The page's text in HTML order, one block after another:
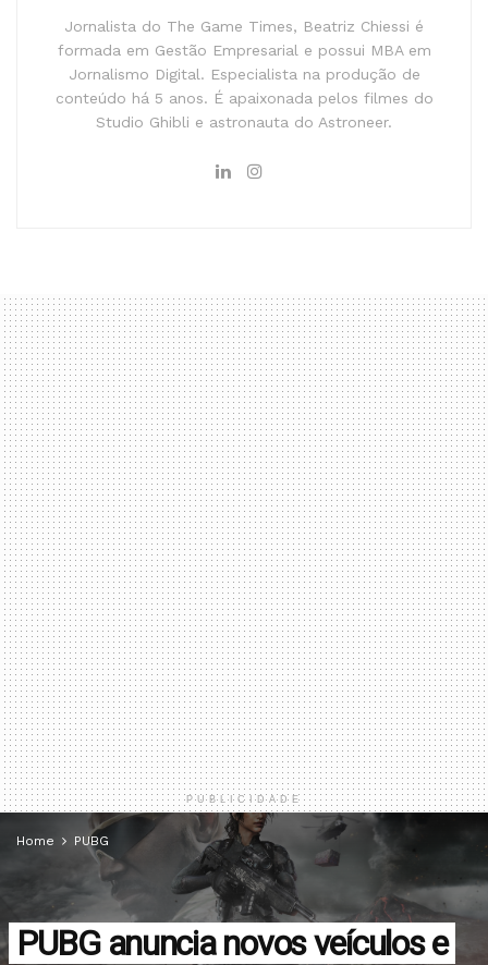
Jornalista do The Game Times, Beatriz Chiessi é
formada em Gestão Empresarial e possui MBA em
Jornalismo Digital. Especialista na produção de
conteúdo há 5 anos. É apaixonada pelos filmes do
Studio Ghibli e astronauta do Astroneer.
PUBLICIDADE
Home PUBG
PUBG anuncia novos veículos e